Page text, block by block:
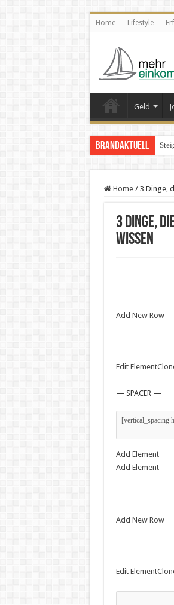
Home Lifestyle
Geld
Brandaktuell
Home / 3 Dinge,
3 Dinge,
wissen
Add New Row
Edit Element
— SPACER —
Add Element
Add Element
Add New Row
Edit Element